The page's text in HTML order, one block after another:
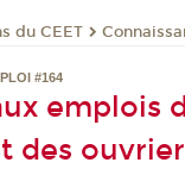
du CEET
#164
emplois
des